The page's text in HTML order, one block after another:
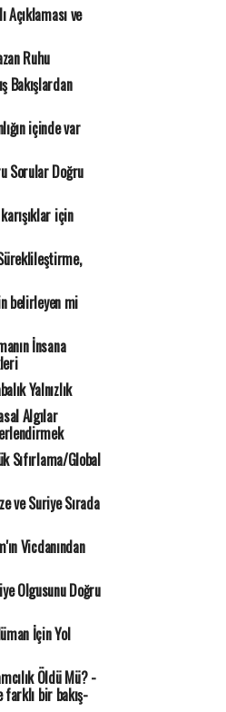
Açıklaması ve
Ruhu
Bakışlardan
içinde var
Sorular Doğru
için
belirleyen mi
İnsana
Yalnızlık
Algılar
Sıfırlama/Global
ve Suriye Sırada
Vicdanından
Olgusunu Doğru
İçin Yol
Öldü Mü? -
farklı bir bakış-